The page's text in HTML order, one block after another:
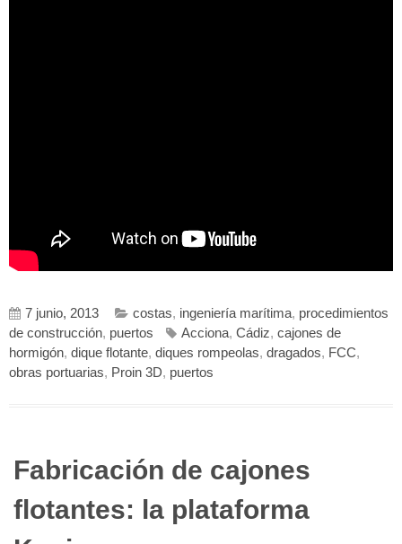
7 junio, 2013 costas, ingeniería marítima, procedimientos
de construcción, puertos Acciona, Cádiz, cajones de
hormigón, dique flotante, diques rompeolas, dragados, FCC,
obras portuarias, Proin 3D, puertos
Fabricación de cajones
flotantes: la plataforma